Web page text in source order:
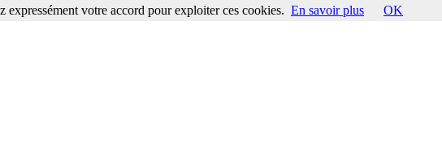
votre accord pour exploiter ces cookies. En savoir plus OK